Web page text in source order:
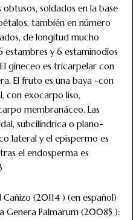
soldados en la base
también en número
de longitud mucho
estambres y 6 estaminodios
gineceo es tricarpelar con
El fruto es una baya -con
con exocarpo liso,
membranáceo. Las
subcilíndrica o plano-
lateral y el epispermo es
el endosperma es
(20114 ) (en español)
Genera Palmarum (20085 ):